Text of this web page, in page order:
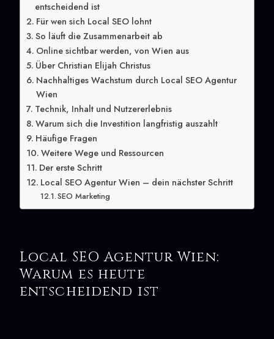
entscheidend ist
Für wen sich Local SEO lohnt
So läuft die Zusammenarbeit ab
Online sichtbar werden, von Wien aus
Über Christian Elijah Christus
Nachhaltiges Wachstum durch Local SEO Agentur
Wien
Technik, Inhalt und Nutzererlebnis
Warum sich die Investition langfristig auszahlt
Häufige Fragen
Weitere Wege und Ressourcen
Der erste Schritt
Local SEO Agentur Wien – dein nächster Schritt
SEO Marketing
Local SEO Agentur Wien:
Warum es heute
entscheidend ist